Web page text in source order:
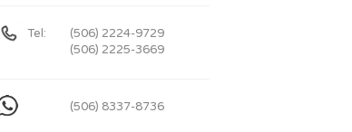
Tel:
(506) 2224-9729
(506) 2225-3669
(506) 8337-8736